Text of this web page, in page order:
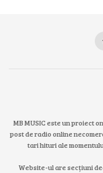
MB MUSIC este un proiect
post de radio online
tari hituri ale
Website-ul are secțiuni